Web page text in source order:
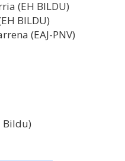
(EH BILDU)
BILDU)
(EAJ-PNV)
Bildu)